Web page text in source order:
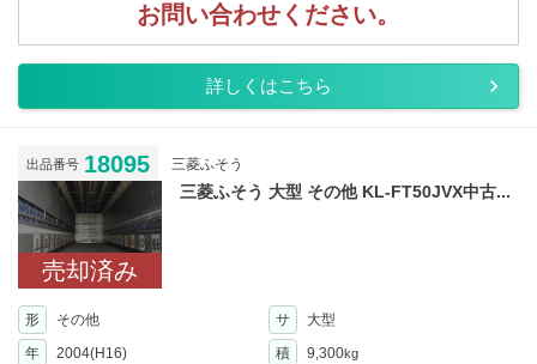
お問い合わせください。
詳しくはこちら
出品番号 18095 三菱ふそう
売却済み
三菱ふそう 大型 その他 KL-FT50JVX中古...
形 その他 サ
大型
年
2004(H16) 積 9,300kg